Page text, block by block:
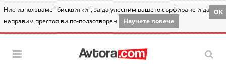
Ние използваме "бисквитки", за да улесним вашето сърфиране и да
направим престоя ви по-ползотворен
Научете повече
OK